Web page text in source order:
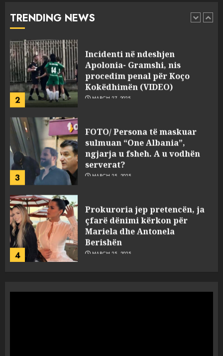
TRENDING NEWS
1
pasuri të pajustifikuar
2
Incidenti në ndeshjen
Apolonia- Gramshi, nis
procedim penal për Koço
Kokëdhimën (VIDEO)
MARCH 27, 2025
3
FOTO/ Persona të maskuar
sulmuan “One Albania”,
ngjarja u fsheh. A u vodhën
serverat?
MARCH 25, 2025
4
Prokuroria jep pretencën, ja
çfarë dënimi kërkon për
Mariela dhe Antonela
Berishën
MARCH 25, 2025